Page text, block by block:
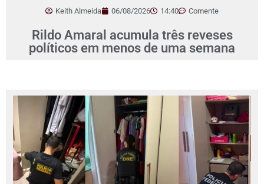
Keith Almeida 06/08/2026 14:40 Comente
Rildo Amaral acumula três reveses
políticos em menos de uma semana